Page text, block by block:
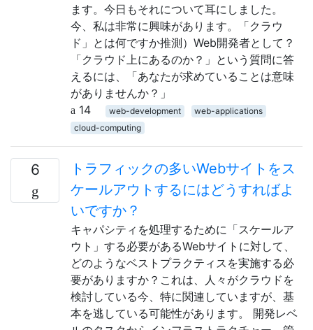
ます。今日もそれについて耳にしました。
今、私は非常に興味があります。「クラウ
ド」とは何ですか推測）Web開発者として？
「クラウド上にあるのか？」という質問に答
えるには、「あなたが求めていることは意味
がありませんか？」
14
web-development
web-applications
cloud-computing
6
トラフィックの多いWebサイトをス
ケールアウトするにはどうすればよ
いですか？
キャパシティを処理するために「スケールア
ウト」する必要があるWebサイトに対して、
どのようなベストプラクティスを実施する必
要がありますか？これは、人々がクラウドを
検討している今、特に関連していますが、基
本を逃している可能性があります。 開発レベ